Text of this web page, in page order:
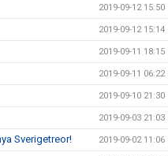
2019-09-12 15:50
2019-09-12 15:14
2019-09-11 18:15
2019-09-11 06:22
2019-09-10 21:30
2019-09-03 21:03
Sverigetreor! 2019-09-02 11:06